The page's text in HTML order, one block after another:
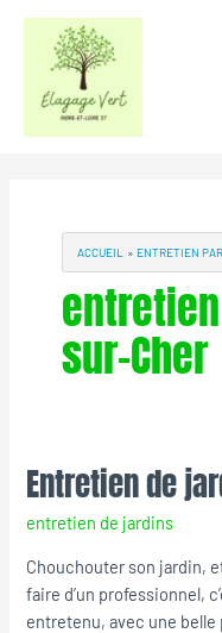
Aller
contenu
ACCUEIL ENTRETIEN
sur-Cher
Entretien de
entretien de jardins
Chouchouter son jardin,
faire d’un professionnel,
entretenu, avec une belle
Entretien
de
jardin
Athee-
sur-
Cher